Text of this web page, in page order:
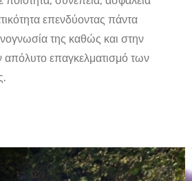
επενδύοντας πάντα
της καθώς και στην
απόλυτο επαγκελματισμό των